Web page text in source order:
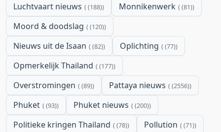
Luchtvaart nieuws (188) Monnikenwerk (81)
Moord & doodslag (120)
Nieuws uit de Isaan (82) Oplichting (77)
Opmerkelijk Thailand (177)
Overstromingen (89) Pattaya nieuws (2556)
Phuket (93) Phuket nieuws (200)
Politieke kringen Thailand (78) Pollution (71)